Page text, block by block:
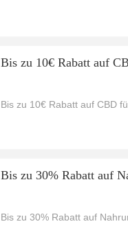
Bis zu 10€ Rabatt auf
Bis zu 10€ Rabatt auf CBD
Bis zu 30% Rabatt auf
Bis zu 30% Rabatt auf